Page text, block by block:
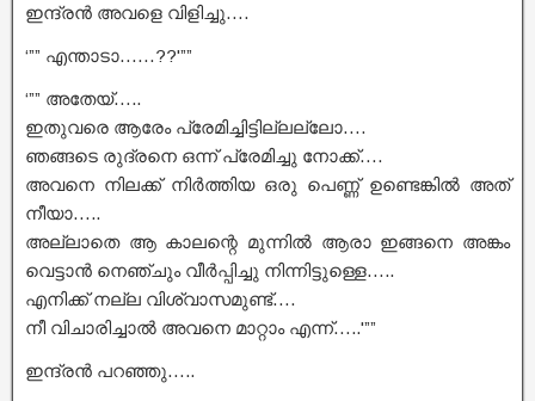
ഇന്ദ്രൻ അവളെ വിളിച്ചു….
‘”” എന്താടാ……??'””
‘”” അതേയ്…..
ഇതുവരെ ആരേം പ്രേമിച്ചിട്ടില്ലല്ലോ….
ഞങ്ങടെ രുദ്രനെ ഒന്ന് പ്രേമിച്ചു നോക്ക്….
അവനെ നിലക്ക് നിർത്തിയ ഒരു പെണ്ണ് ഉണ്ടെങ്കിൽ അത്
നീയാ…..
അല്ലാതെ ആ കാലന്റെ മുന്നിൽ ആരാ ഇങ്ങനെ അങ്കം
വെട്ടാൻ നെഞ്ചും വീർപ്പിച്ചു നിന്നിട്ടുള്ളെ…..
എനിക്ക് നല്ല വിശ്വാസമുണ്ട്….
നീ വിചാരിച്ചാൽ അവനെ മാറ്റാം എന്ന്…..'””
ഇന്ദ്രൻ പറഞ്ഞു…..